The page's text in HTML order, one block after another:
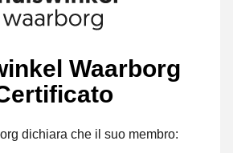
Waarborg
dichiara che il suo membro: